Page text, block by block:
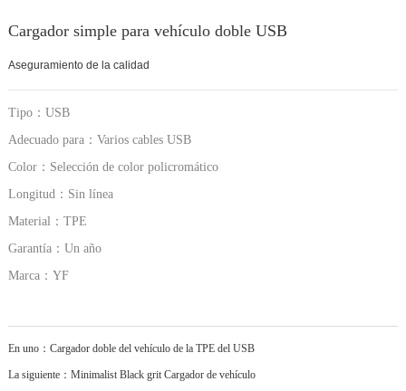
Cargador simple para vehículo doble USB
Aseguramiento de la calidad
Tipo：USB
Adecuado para：Varios cables USB
Color：Selección de color policromático
Longitud：Sin línea
Material：TPE
Garantía：Un año
Marca：YF
En uno： Cargador doble del vehículo de la TPE del USB
La siguiente： Minimalist Black grit Cargador de vehículo